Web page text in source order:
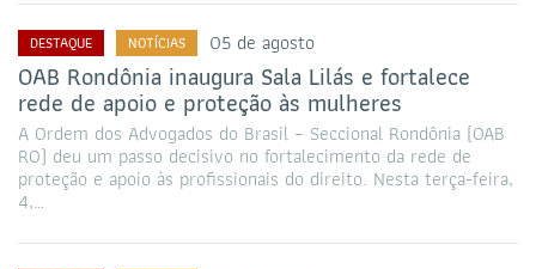
DESTAQUE NOTÍCIAS 05 de agosto
OAB Rondônia inaugura Sala Lilás e fortalece
rede de apoio e proteção às mulheres
A Ordem dos Advogados do Brasil – Seccional Rondônia (OAB
RO) deu um passo decisivo no fortalecimento da rede de
proteção e apoio às profissionais do direito. Nesta terça-feira,
4,…